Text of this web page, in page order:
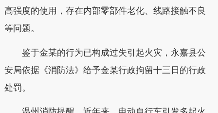
高强度的使用，存在内部零部件老化、线路接触不良
等问题。
鉴于金某的行为已构成过失引起火灾，永嘉县公
安局依据《消防法》给予金某行政拘留十三日的行政
处罚。